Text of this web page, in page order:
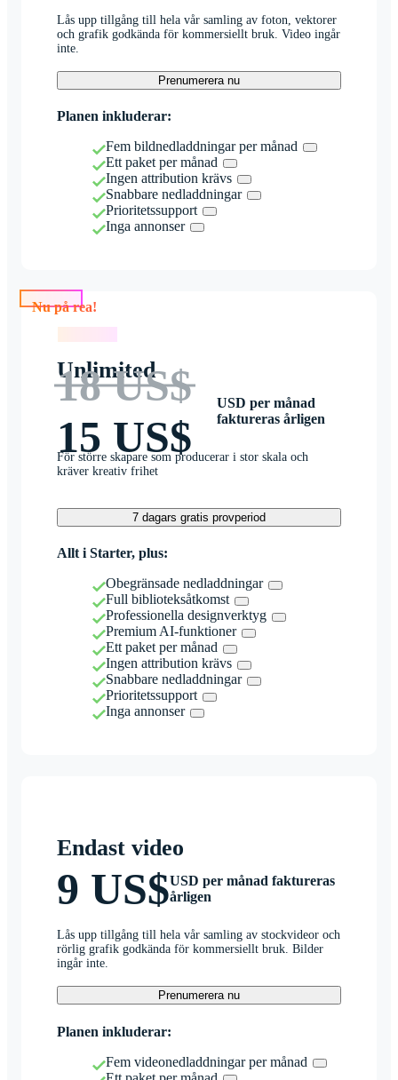
Lås upp tillgång till hela vår samling av foton, vektorer
och grafik godkända för kommersiellt bruk. Video ingår
inte.
Prenumerera nu
Planen inkluderar:
Fem bildnedladdningar per månad
Ett paket per månad
Ingen attribution krävs
Snabbare nedladdningar
Prioritetssupport
Inga annonser
Nu på rea!
Unlimited
18 US$
15 US$
USD per månad
faktureras årligen
För större skapare som producerar i stor skala och
kräver kreativ frihet
7 dagars gratis provperiod
Allt i Starter, plus:
Obegränsade nedladdningar
Full biblioteksåtkomst
Professionella designverktyg
Premium AI-funktioner
Ett paket per månad
Ingen attribution krävs
Snabbare nedladdningar
Prioritetssupport
Inga annonser
Endast video
9 US$USD per månad faktureras
årligen
Lås upp tillgång till hela vår samling av stockvideor och
rörlig grafik godkända för kommersiellt bruk. Bilder
ingår inte.
Prenumerera nu
Planen inkluderar:
Fem videonedladdningar per månad